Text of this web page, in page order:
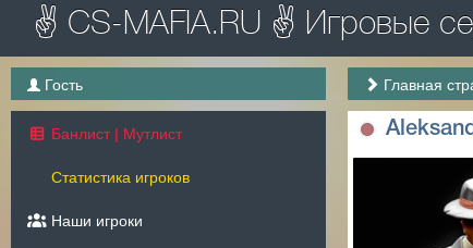
✌ CS-MAFIA.RU ✌ Игровые
Гость
Банлист | Мутлист
Статистика игроков
Наши игроки
Главная